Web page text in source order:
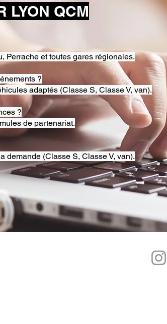
LYON QCM
Perrache et toutes gares régionales.
?
adaptés (Classe S, Classe V, van).
?
de partenariat.
demande (Classe S, Classe V, van).